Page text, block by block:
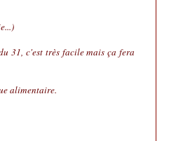
31, c'est très facile mais ça fera
alimentaire.